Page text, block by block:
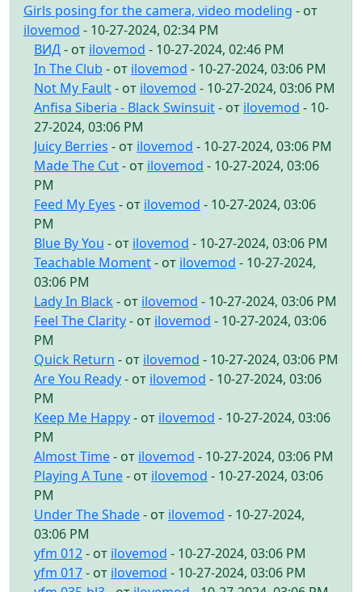
Girls posing for the camera, video modeling - от
ilovemod - 10-27-2024, 02:34 PM
ВИД- от ilovemod - 10-27-2024, 02:46 PM
In The Club - от ilovemod - 10-27-2024, 03:06 PM
Not My Fault- от ilovemod - 10-27-2024, 03:06 PM
Anfisa Siberia - Black Swinsuit- от ilovemod - 10-
27-2024, 03:06 PM
Juicy Berries - от ilovemod - 10-27-2024, 03:06 PM
Made The Cut- от ilovemod - 10-27-2024, 03:06
PM
Feed My Eyes - от ilovemod - 10-27-2024, 03:06
PM
Blue By You - от ilovemod - 10-27-2024, 03:06 PM
Teachable Moment- от ilovemod - 10-27-2024,
03:06 PM
Lady In Black - от ilovemod - 10-27-2024, 03:06 PM
Feel The Clarity- от ilovemod - 10-27-2024, 03:06
PM
Quick Return - от ilovemod - 10-27-2024, 03:06 PM
Are You Ready- от ilovemod - 10-27-2024, 03:06
PM
Keep Me Happy- от ilovemod - 10-27-2024, 03:06
PM
Almost Time- от ilovemod - 10-27-2024, 03:06 PM
Playing A Tune- от ilovemod - 10-27-2024, 03:06
PM
Under The Shade- от ilovemod - 10-27-2024,
03:06 PM
yfm 012- от ilovemod - 10-27-2024, 03:06 PM
yfm 017- от ilovemod - 10-27-2024, 03:06 PM